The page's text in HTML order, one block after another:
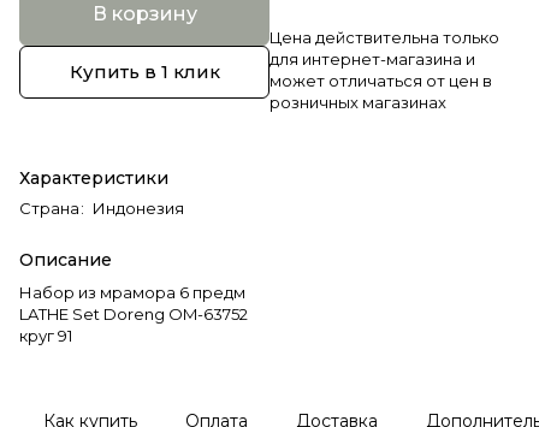
В корзину
Купить в 1 клик
Характеристики
Страна: Индонезия
Описание
Набор из мрамора 6 предм
LATHE Set Doreng OM-63752
круг 91
Цена действительна только
для интернет-магазина и
может отличаться от цен в
розничных магазинах
Как купить Оплата Доставка